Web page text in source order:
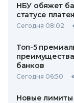
НБУ обяжет
статусе
Сегодня 08:02
Топ-5
банков
Сегодня 06:50
Новые лимиты